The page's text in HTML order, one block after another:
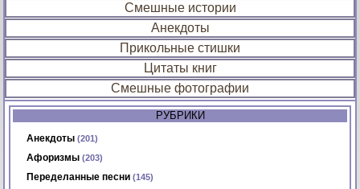
Смешные истории
Анекдоты
Прикольные стишки
Цитаты книг
Смешные фотографии
РУБРИКИ
Анекдоты (201)
Афоризмы (203)
Переделанные песни (145)